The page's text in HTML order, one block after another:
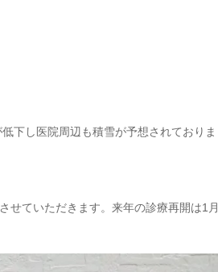
下し医院周辺も積雪が予想されておりま
せていただきます。来年の診療再開は1月